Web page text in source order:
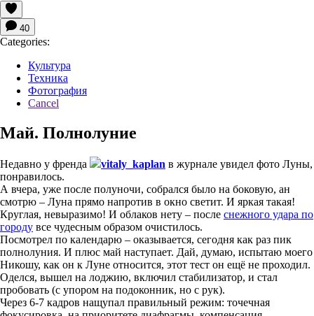
40
Categories:
Культура
Техника
Фотография
Cancel
Май. Полнолуние
Недавно у френда vitaly_kaplan в журнале увидел фото Луны,
понравилось.
А вчера, уже после полуночи, собрался было на боковую, ан
смотрю – Луна прямо напротив в окно светит. И яркая такая!
Круглая, невыразимо! И облаков нету – после снежного удара по
городу все чудесным образом очистилось.
Посмотрел по календарю – оказывается, сегодня как раз пик
полнолуния. И плюс май наступает. Дай, думаю, испытаю моего
Никошу, как он к Луне относится, этот тест он ещё не проходил.
Оделся, вышел на лоджию, включил стабилизатор, и стал
пробовать (с упором на подоконник, но с рук).
Через 6-7 кадров нащупал правильный режим: точечная